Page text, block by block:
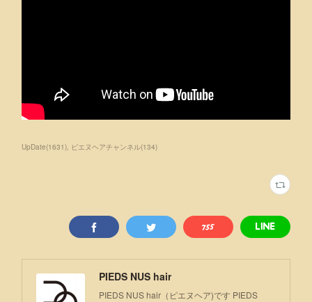
UpDate(1631) ピエヌヘアチャンネル(134)
PIEDS NUS hair
PIEDS NUS hair（ピエヌヘア)です PIEDS